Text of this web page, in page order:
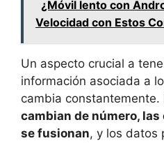
¿Móvil lento con
Velocidad con Estos
Un aspecto crucial a
información asociada a
cambia constantemente.
cambian de número,
se fusionan, y los datos